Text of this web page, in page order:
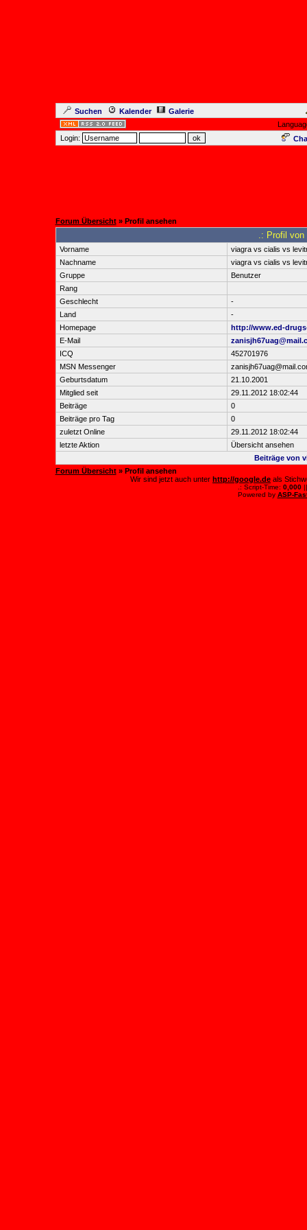
Suchen Kalender
Galerie
Login:
Forum Übersicht» Profil ansehen
.: Profil
Vorname
viagra vs cialis vs
Nachname
viagra vs cialis vs
Gruppe
Benutzer
Rang
Geschlecht
-
Land
-
Homepage
http://www.ed-
E-Mail
ICQ
452701976
MSN Messenger
Geburtsdatum
21.10.2001
Mitglied seit
29.11.2012 18:02:44
Beiträge
0
Beiträge pro Tag
0
zuletzt Online
29.11.2012 18:02:44
letzte Aktion
Übersicht ansehen
Beiträge von
Forum Übersicht» Profil ansehen
Wir sind jetzt auch unter http://google.de als
.: Script-Time: 0,000||
Powered by ASP-